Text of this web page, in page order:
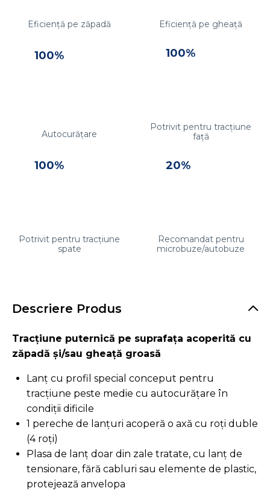
Eficiență pe zăpadă Eficiență pe gheață
100%
Autocurățare
100%
Potrivit pentru tracțiune
față
100%
Potrivit pentru tracțiune
spate
20%
Recomandat pentru
microbuze/autobuze
Descriere Produs
Tracțiune puternică pe suprafața acoperită cu
zăpadă și/sau gheață groasă
Lanț cu profil special conceput pentru
tracțiune peste medie cu autocurățare în
condiții dificile
1 pereche de lanțuri acoperă o axă cu roți duble
(4 roți)
Plasa de lanț doar din zale tratate, cu lanț de
tensionare, fără cabluri sau elemente de plastic,
protejează anvelopa